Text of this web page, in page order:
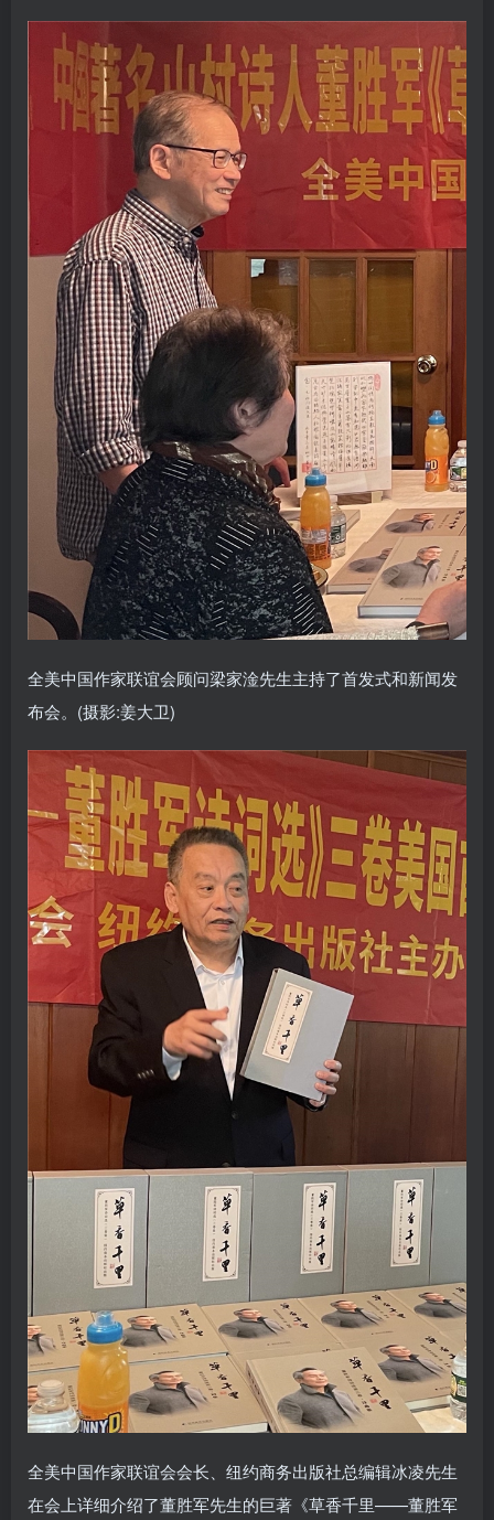
全美中国作家联谊会顾问梁家淦先生主持了首发式和新闻发
布会。(摄影:姜大卫)
全美中国作家联谊会会长、纽约商务出版社总编辑冰凌先生
在会上详细介绍了董胜军先生的巨著《草香千里——董胜军